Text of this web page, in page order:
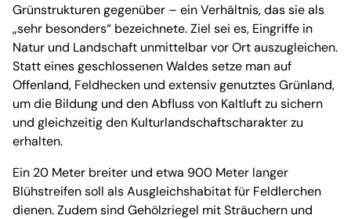
Grünstrukturen gegenüber – ein Verhältnis, das sie als
„sehr besonders“ bezeichnete. Ziel sei es, Eingriffe in
Natur und Landschaft unmittelbar vor Ort auszugleichen.
Statt eines geschlossenen Waldes setze man auf
Offenland, Feldhecken und extensiv genutztes Grünland,
um die Bildung und den Abfluss von Kaltluft zu sichern
und gleichzeitig den Kulturlandschaftscharakter zu
erhalten.
Ein 20 Meter breiter und etwa 900 Meter langer
Blühstreifen soll als Ausgleichshabitat für Feldlerchen
dienen. Zudem sind Gehölzriegel mit Sträuchern und